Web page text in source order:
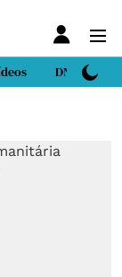
DN Sport